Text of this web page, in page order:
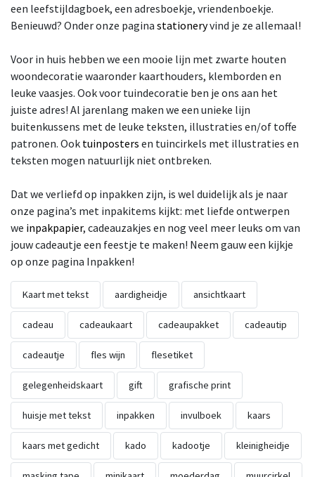
een leefstijldagboek, een adresboekje, vriendenboekje.
Benieuwd? Onder onze pagina stationeryvind je ze allemaal!
Voor in huis hebben we een mooie lijn met zwarte houten
woondecoratie waaronder kaarthouders, klemborden en
leuke vaasjes. Ook voor tuindecoratie ben je ons aan het
juiste adres! Al jarenlang maken we een unieke lijn
buitenkussens met de leuke teksten, illustraties en/of toffe
patronen. Ook tuinposters en tuincirkels met illustraties en
teksten mogen natuurlijk niet ontbreken.
Dat we verliefd op inpakken zijn, is wel duidelijk als je naar
onze pagina’s met inpakitems kijkt: met liefde ontwerpen
we inpakpapier, cadeauzakjes en nog veel meer leuks om van
jouw cadeautje een feestje te maken! Neem gauw een kijkje
op onze pagina Inpakken!
Kaart met tekst aardigheidje ansichtkaart
cadeau cadeaukaart cadeaupakket cadeautip
cadeautje fles wijn flesetiket
gelegenheidskaart gift grafische print
huisje met tekst inpakken invulboek kaars
kaars met gedicht kado kadootje kleinigheidje